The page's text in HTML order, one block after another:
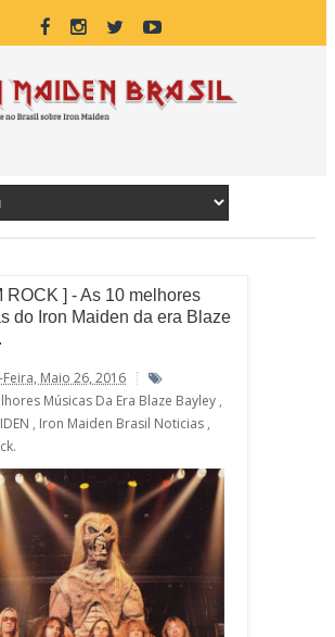
ROCK ] - As 10 melhores
do Iron Maiden da era Blaze
Maio 26, 2016
Músicas Da Era Blaze Bayley ,
, Iron Maiden Brasil Noticias ,